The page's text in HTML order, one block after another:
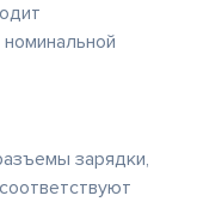
зарядки,